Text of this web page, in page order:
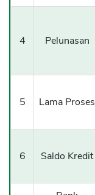
4 Pelunasan
5 Lama Proses
6 Saldo Kredit